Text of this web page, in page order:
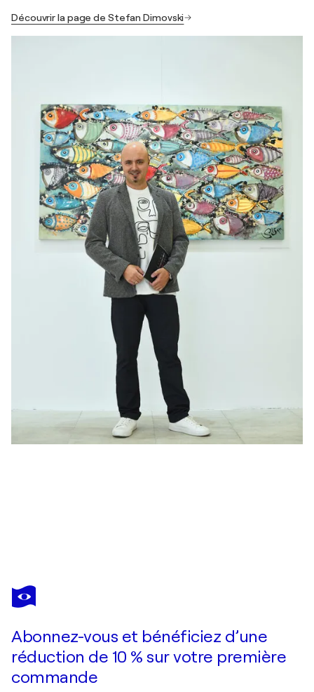
Découvrir la page de Stefan Dimovski
STEFAN DIMOVSKI
Spring awakening
Abonnez-vous et bénéficiez d’une
réduction de 10 % sur votre première
commande